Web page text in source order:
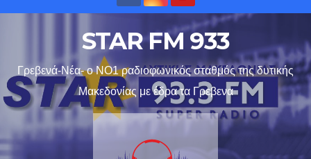
STAR FM 933
Γρεβενά-Νέα- ο ΝΟ1 ραδιοφωνικός σταθμός της δυτικής
Μακεδονίας με έδρα τα Γρεβενα